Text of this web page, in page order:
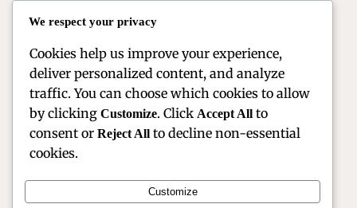
baru dengan tim pabrikan Ducati kini
We respect your privacy
Cookies help us improve your experience,
deliver personalized content, and analyze
traffic. You can choose which cookies to allow
by clicking Customize. Click Accept All to
consent or Reject All to decline non-essential
cookies.
Customize